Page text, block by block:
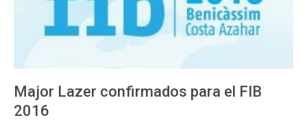
Major Lazer confirmados para el FIB
2016